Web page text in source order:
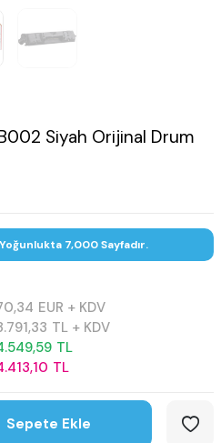
Siyah Orijinal Drum
7,000 Sayfadır.
EUR + KDV
TL + KDV
TL
TL
Sepete Ekle